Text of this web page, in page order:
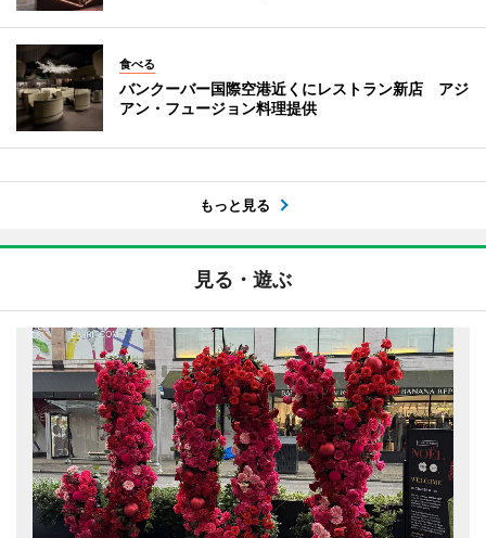
食べる
バンクーバー国際空港近くにレストラン新店 アジ
アン・フュージョン料理提供
もっと見る
見る・遊ぶ